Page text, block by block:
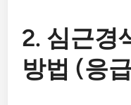
2. 심근경
방법 (응